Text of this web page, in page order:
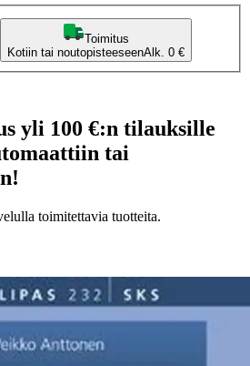
Toimitus
Kotiin tai noutopisteeseenAlk. 0 €
yli 100 €:n tilauksille
tai
toimitettavia tuotteita.